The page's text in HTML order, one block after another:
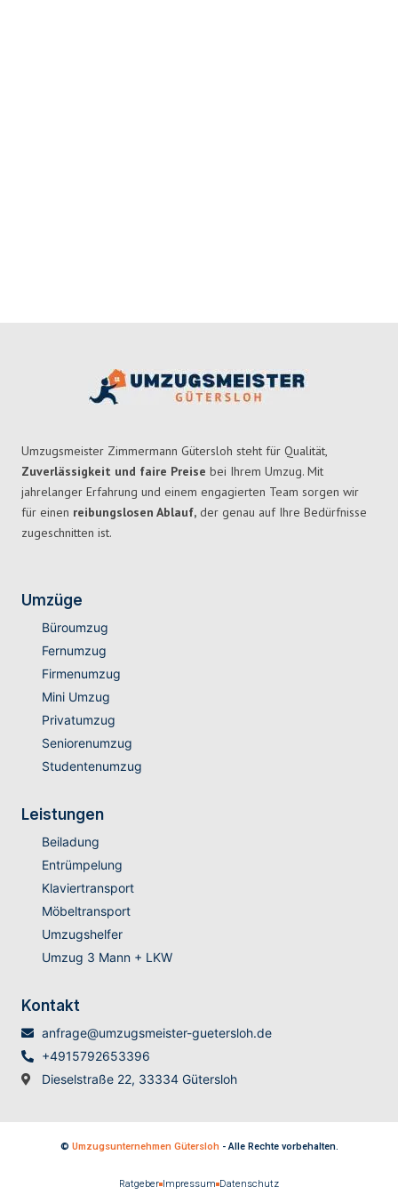
Umzugsmeister Zimmermann Gütersloh steht für Qualität,
Zuverlässigkeit und faire Preise bei Ihrem Umzug. Mit
jahrelanger Erfahrung und einem engagierten Team sorgen wir
für einen reibungslosen Ablauf, der genau auf Ihre Bedürfnisse
zugeschnitten ist.
Umzüge
Büroumzug
Fernumzug
Firmenumzug
Mini Umzug
Privatumzug
Seniorenumzug
Studentenumzug
Leistungen
Beiladung
Entrümpelung
Klaviertransport
Möbeltransport
Umzugshelfer
Umzug 3 Mann + LKW
Kontakt
anfrage@umzugsmeister-guetersloh.de
+4915792653396
Dieselstraße 22, 33334 Gütersloh
© Umzugsunternehmen Gütersloh - Alle Rechte vorbehalten.
Ratgeber Impressum Datenschutz